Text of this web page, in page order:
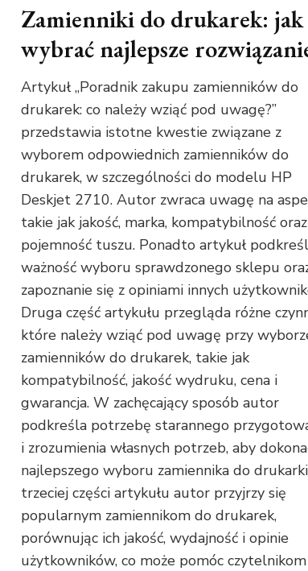
Zamienniki do drukarek: jak
wybrać najlepsze
Artykuł „Poradnik zakupu zamienników do
drukarek: co należy wziąć pod uwagę?”
przedstawia istotne kwestie związane z
wyborem odpowiednich zamienników do
drukarek, w szczególności do modelu HP
Deskjet 2710. Autor zwraca uwagę na
takie jak jakość, marka, kompatybilność oraz
pojemność tuszu. Ponadto artykuł
ważność wyboru sprawdzonego sklepu
zapoznanie się z opiniami innych
Druga część artykułu przegląda różne
które należy wziąć pod uwagę przy
zamienników do drukarek, takie jak
kompatybilność, jakość wydruku, cena i
gwarancja. W zachęcający sposób autor
podkreśla potrzebę starannego
i zrozumienia własnych potrzeb, aby
najlepszego wyboru zamiennika do
trzeciej części artykułu autor przyjrzy się
popularnym zamiennikom do drukarek,
porównując ich jakość, wydajność i opinie
użytkowników, co może pomóc czytelnikom